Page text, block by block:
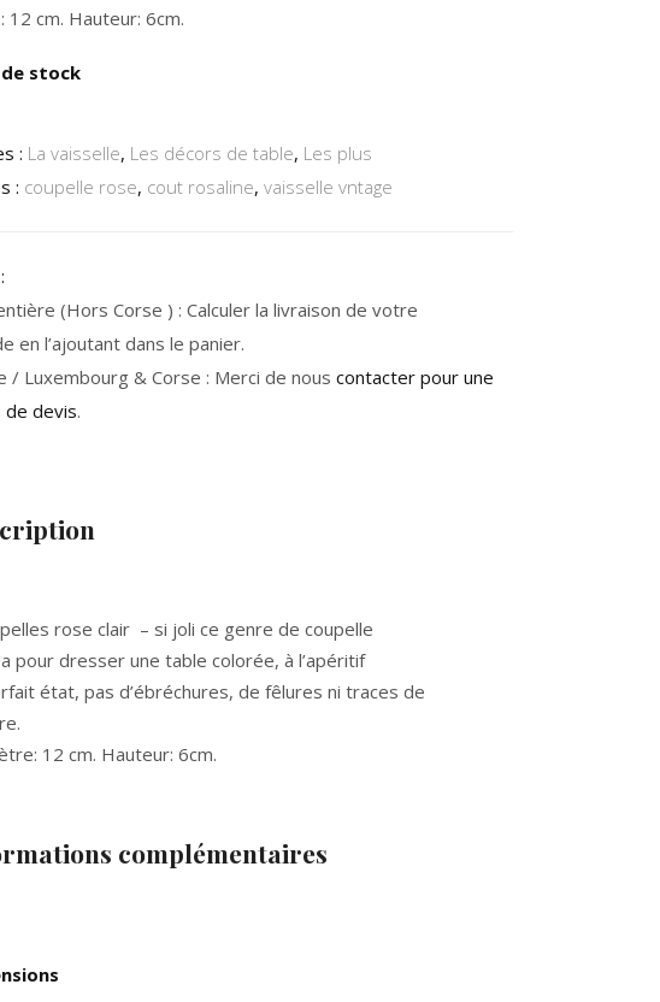
12 cm. Hauteur: 6cm.
stock
: La vaisselle, Les décors de table, Les plus
: coupelle rose, cout rosaline, vaisselle vntage
(Hors Corse ) : Calculer la livraison de votre
en l’ajoutant dans le panier.
/ Luxembourg & Corse : Merci de nous contacter pour une
de devis.
rose clair – si joli ce genre de coupelle
pour dresser une table colorée, à l’apéritif
état, pas d’ébréchures, de fêlures ni traces de
12 cm. Hauteur: 6cm.
complémentaires